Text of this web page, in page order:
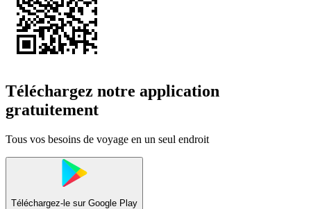
Téléchargez notre application
gratuitement
Tous vos besoins de voyage en un seul endroit
Téléchargez-le sur Google Play